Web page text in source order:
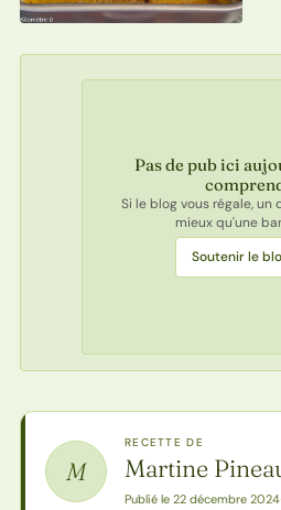
Pas de pub ici
Si le blog vous régale, un
mieux qu'une
Soutenir le
M
RECETTE DE
Martine
Publié le 22 décembre 2024·